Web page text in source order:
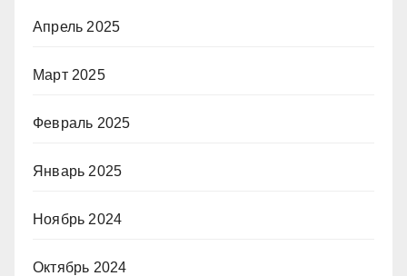
Апрель 2025
Март 2025
Февраль 2025
Январь 2025
Ноябрь 2024
Октябрь 2024